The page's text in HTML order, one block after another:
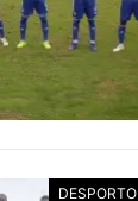
DESPORTO